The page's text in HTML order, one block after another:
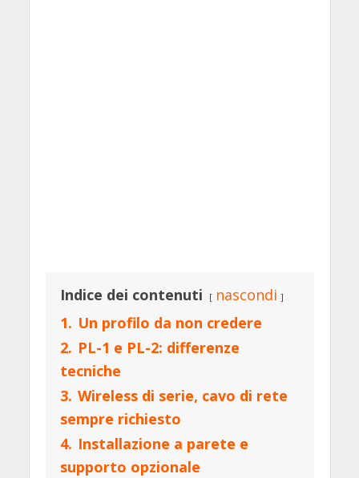
Indice dei contenuti
nascondi
1. Un profilo da non credere
2. PL-1 e PL-2: differenze
tecniche
3. Wireless di serie, cavo di rete
sempre richiesto
4. Installazione a parete e
supporto opzionale